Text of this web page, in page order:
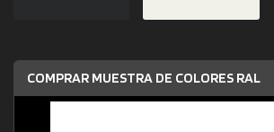
COMPRAR MUESTRA DE COLORES RAL